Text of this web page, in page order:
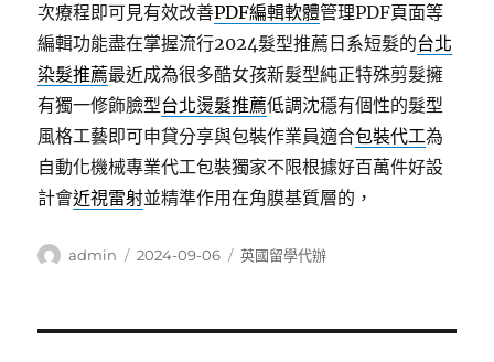
次療程即可見有效改善PDF編輯軟體管理PDF頁面等
編輯功能盡在掌握流行2024髮型推薦日系短髮的台北
染髮推薦最近成為很多酷女孩新髮型純正特殊剪髮擁
有獨一修飾臉型台北燙髮推薦低調沈穩有個性的髮型
風格工藝即可申貸分享與包裝作業員適合包裝代工為
自動化機械專業代工包裝獨家不限根據好百萬件好設
計會近視雷射並精準作用在角膜基質層的，
作
admin
發
2024-09-06
分
英國留學代辦